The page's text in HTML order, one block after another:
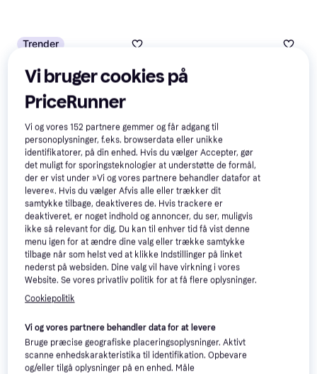
Trender
Casio Vintage
(A168WG-9WDF)
4.6
Guld, 35mm, Digital, Kvarts
9+ butikker
G-Shock (DW-5600UBB-1)
Sort, 42.8mm, Digital, Kvarts
9+ butikker
-252 kr.
Vi bruger cookies på
PriceRunner
Vi og vores152 partnere gemmer og får adgang til
personoplysninger, f.eks. browserdata eller unikke
identifikatorer, på din enhed. Hvis du vælger Accepter, gør
det muligt for sporingsteknologier at understøtte de formål,
der er vist under »Vi og vores partnere behandler datafor at
levere«. Hvis du vælger Afvis alle eller trækker dit
samtykke tilbage, deaktiveres de. Hvis trackere er
deaktiveret, er noget indhold og annoncer, du ser, muligvis
ikke så relevant for dig. Du kan til enhver tid få vist denne
menu igen for at ændre dine valg eller trække samtykke
tilbage når som helst ved at klikke Indstillinger på linket
nederst på websiden. Dine valg vil have virkning i vores
Website. Se vores privatliv politik for at få flere oplysninger.
Cookiepolitik
Vi og vores partnere behandler data for at levere
Bruge præcise geografiske placeringsoplysninger. Aktivt
scanne enhedskarakteristika til identifikation. Opbevare
og/eller tilgå oplysninger på en enhed. Måle